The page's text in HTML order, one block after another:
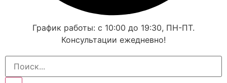
График работы: с 10:00 до 19:30, ПН-ПТ.
Консультации ежедневно!